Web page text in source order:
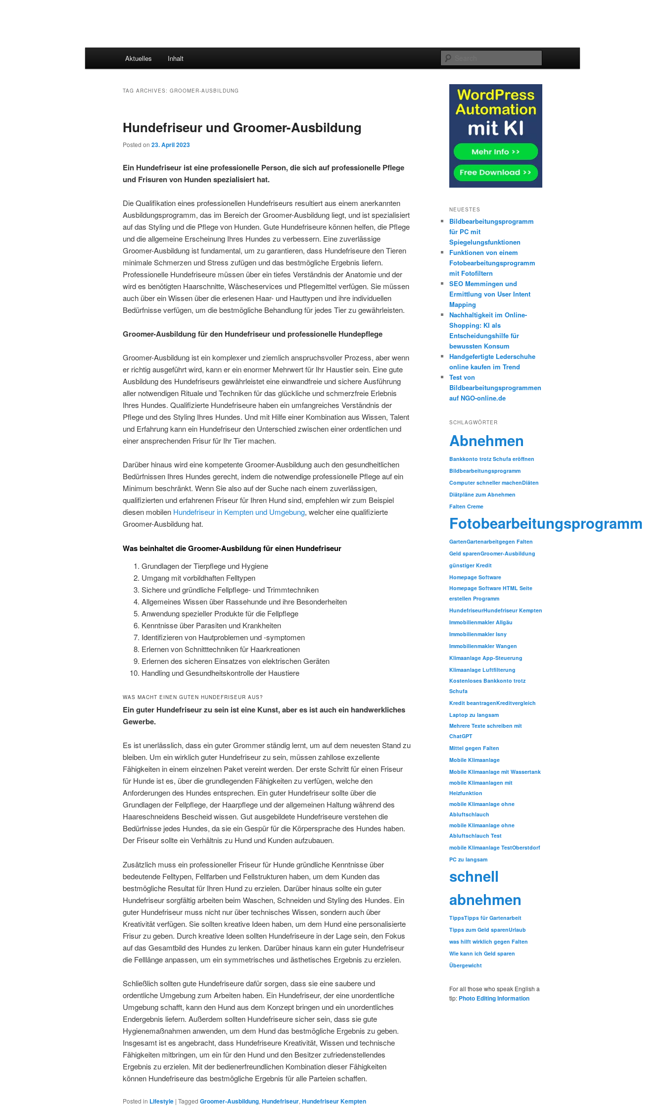
Aktuelles Inhalt
TAG ARCHIVES: GROOMER-AUSBILDUNG
Hundefriseur und Groomer-Ausbildung
Posted on 23. April 2023
Ein Hundefriseur ist eine professionelle Person, die sich auf professionelle Pflege
und Frisuren von Hunden spezialisiert hat.
Die Qualifikation eines professionellen Hundefriseurs resultiert aus einem anerkannten
Ausbildungsprogramm, das im Bereich der Groomer-Ausbildung liegt, und ist spezialisiert
auf das Styling und die Pflege von Hunden. Gute Hundefriseure können helfen, die Pflege
und die allgemeine Erscheinung Ihres Hundes zu verbessern. Eine zuverlässige
Groomer-Ausbildung ist fundamental, um zu garantieren, dass Hundefriseure den Tieren
minimale Schmerzen und Stress zufügen und das bestmögliche Ergebnis liefern.
Professionelle Hundefriseure müssen über ein tiefes Verständnis der Anatomie und der
wird es benötigten Haarschnitte, Wäscheservices und Pflegemittel verfügen. Sie müssen
auch über ein Wissen über die erlesenen Haar- und Hauttypen und ihre individuellen
Bedürfnisse verfügen, um die bestmögliche Behandlung für jedes Tier zu gewährleisten.
Groomer-Ausbildung für den Hundefriseur und professionelle Hundepflege
Groomer-Ausbildung ist ein komplexer und ziemlich anspruchsvoller Prozess, aber wenn
er richtig ausgeführt wird, kann er ein enormer Mehrwert für Ihr Haustier sein. Eine gute
Ausbildung des Hundefriseurs gewährleistet eine einwandfreie und sichere Ausführung
aller notwendigen Rituale und Techniken für das glückliche und schmerzfreie Erlebnis
Ihres Hundes. Qualifizierte Hundefriseure haben ein umfangreiches Verständnis der
Pflege und des Styling Ihres Hundes. Und mit Hilfe einer Kombination aus Wissen, Talent
und Erfahrung kann ein Hundefriseur den Unterschied zwischen einer ordentlichen und
einer ansprechenden Frisur für Ihr Tier machen.
Darüber hinaus wird eine kompetente Groomer-Ausbildung auch den gesundheitlichen
Bedürfnissen Ihres Hundes gerecht, indem die notwendige professionelle Pflege auf ein
Minimum beschränkt. Wenn Sie also auf der Suche nach einem zuverlässigen,
qualifizierten und erfahrenen Friseur für Ihren Hund sind, empfehlen wir zum Beispiel
diesen mobilen Hundefriseur in Kempten und Umgebung, welcher eine qualifizierte
Groomer-Ausbildung hat.
Was beinhaltet die Groomer-Ausbildung für einen Hundefriseur
Grundlagen der Tierpflege und Hygiene
Umgang mit vorbildhaften Felltypen
Sichere und gründliche Fellpflege- und Trimmtechniken
Allgemeines Wissen über Rassehunde und ihre Besonderheiten
Anwendung spezieller Produkte für die Fellpflege
Kenntnisse über Parasiten und Krankheiten
Identifizieren von Hautproblemen und -symptomen
Erlernen von Schnitttechniken für Haarkreationen
Erlernen des sicheren Einsatzes von elektrischen Geräten
Handling und Gesundheitskontrolle der Haustiere
WAS MACHT EINEN GUTEN HUNDEFRISEUR AUS?
Ein guter Hundefriseur zu sein ist eine Kunst, aber es ist auch ein handwerkliches
Gewerbe.
Es ist unerlässlich, dass ein guter Grommer ständig lernt, um auf dem neuesten Stand zu
bleiben. Um ein wirklich guter Hundefriseur zu sein, müssen zahllose exzellente
Fähigkeiten in einem einzelnen Paket vereint werden. Der erste Schritt für einen Friseur
für Hunde ist es, über die grundlegenden Fähigkeiten zu verfügen, welche den
Anforderungen des Hundes entsprechen. Ein guter Hundefriseur sollte über die
Grundlagen der Fellpflege, der Haarpflege und der allgemeinen Haltung während des
Haareschneidens Bescheid wissen. Gut ausgebildete Hundefriseure verstehen die
Bedürfnisse jedes Hundes, da sie ein Gespür für die Körpersprache des Hundes haben.
Der Friseur sollte ein Verhältnis zu Hund und Kunden aufzubauen.
Zusätzlich muss ein professioneller Friseur für Hunde gründliche Kenntnisse über
bedeutende Felltypen, Fellfarben und Fellstrukturen haben, um dem Kunden das
bestmögliche Resultat für Ihren Hund zu erzielen. Darüber hinaus sollte ein guter
Hundefriseur sorgfältig arbeiten beim Waschen, Schneiden und Styling des Hundes. Ein
guter Hundefriseur muss nicht nur über technisches Wissen, sondern auch über
Kreativität verfügen. Sie sollten kreative Ideen haben, um dem Hund eine personalisierte
Frisur zu geben. Durch kreative Ideen sollten Hundefriseure in der Lage sein, den Fokus
auf das Gesamtbild des Hundes zu lenken. Darüber hinaus kann ein guter Hundefriseur
die Felllänge anpassen, um ein symmetrisches und ästhetisches Ergebnis zu erzielen.
Schließlich sollten gute Hundefriseure dafür sorgen, dass sie eine saubere und
ordentliche Umgebung zum Arbeiten haben. Ein Hundefriseur, der eine unordentliche
Umgebung schafft, kann den Hund aus dem Konzept bringen und ein unordentliches
Endergebnis liefern. Außerdem sollten Hundefriseure sicher sein, dass sie gute
Hygienemaßnahmen anwenden, um dem Hund das bestmögliche Ergebnis zu geben.
Insgesamt ist es angebracht, dass Hundefriseure Kreativität, Wissen und technische
Fähigkeiten mitbringen, um ein für den Hund und den Besitzer zufriedenstellendes
Ergebnis zu erzielen. Mit der bedienerfreundlichen Kombination dieser Fähigkeiten
können Hundefriseure das bestmögliche Ergebnis für alle Parteien schaffen.
Posted in Lifestyle | Tagged Groomer-Ausbildung, Hundefriseur, Hundefriseur Kempten
NEUESTES
Bildbearbeitungsprogramm
für PC mit
Spiegelungsfunktionen
Funktionen von einem
Fotobearbeitungsprogramm
mit Fotofiltern
SEO Memmingen und
Ermittlung von User Intent
Mapping
Nachhaltigkeit im Online-
Shopping: KI als
Entscheidungshilfe für
bewussten Konsum
Handgefertigte Lederschuhe
online kaufen im Trend
Test von
Bildbearbeitungsprogrammen
auf NGO-online.de
SCHLAGWÖRTER
Abnehmen
Bankkonto trotz Schufa eröffnen
Bildbearbeitungsprogramm
Computer schneller machenDiäten
Diätpläne zum Abnehmen
Falten Creme
Fotobearbeitungsprogramm
GartenGartenarbeitgegen Falten
Geld sparenGroomer-Ausbildung
günstiger Kredit
Homepage Software
Homepage Software HTML Seite
erstellen Programm
HundefriseurHundefriseur Kempten
Immobilienmakler Allgäu
Immobilienmakler Isny
Immobilienmakler Wangen
Klimaanlage App-Steuerung
Klimaanlage Luftfilterung
Kostenloses Bankkonto trotz
Schufa
Kredit beantragenKreditvergleich
Laptop zu langsam
Mehrere Texte schreiben mit
ChatGPT
Mittel gegen Falten
Mobile Klimaanlage
Mobile Klimaanlage mit Wassertank
mobile Klimaanlagen mit
Heizfunktion
mobile Klimaanlage ohne
Abluftschlauch
mobile Klimaanlage ohne
Abluftschlauch Test
mobile Klimaanlage TestOberstdorf
PC zu langsam
schnell
abnehmen
TippsTipps für Gartenarbeit
Tipps zum Geld sparenUrlaub
was hilft wirklich gegen Falten
Wie kann ich Geld sparen
Übergewicht
For all those who speak English a
tip: Photo Editing Information